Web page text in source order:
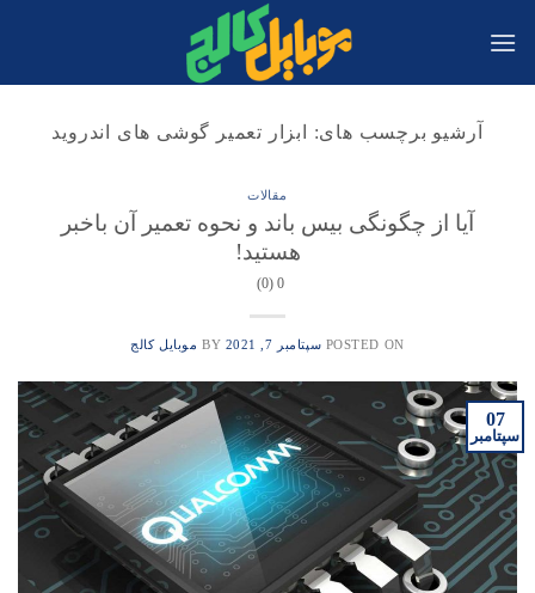
آرشیو برچسب های: ابزار تعمیر گوشی های اندروید
مقالات
آیا از چگونگی بیس باند و نحوه تعمیر آن باخبر
هستید!
0 (0)
POSTED ON سپتامبر 7, 2021 BY موبایل کالج
07
سپتامبر